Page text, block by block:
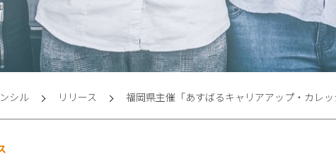
シル リリース 福岡県主催「あすばるキャリアアップ・カレ